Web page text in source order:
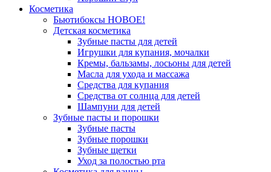
Косметика
Бьютибоксы НОВОЕ!
Детская косметика
Зубные пасты для детей
Игрушки для купания, мочалки
Кремы, бальзамы, лосьоны для детей
Масла для ухода и массажа
Средства для купания
Средства от солнца для детей
Шампуни для детей
Зубные пасты и порошки
Зубные пасты
Зубные порошки
Зубные щетки
Уход за полостью рта